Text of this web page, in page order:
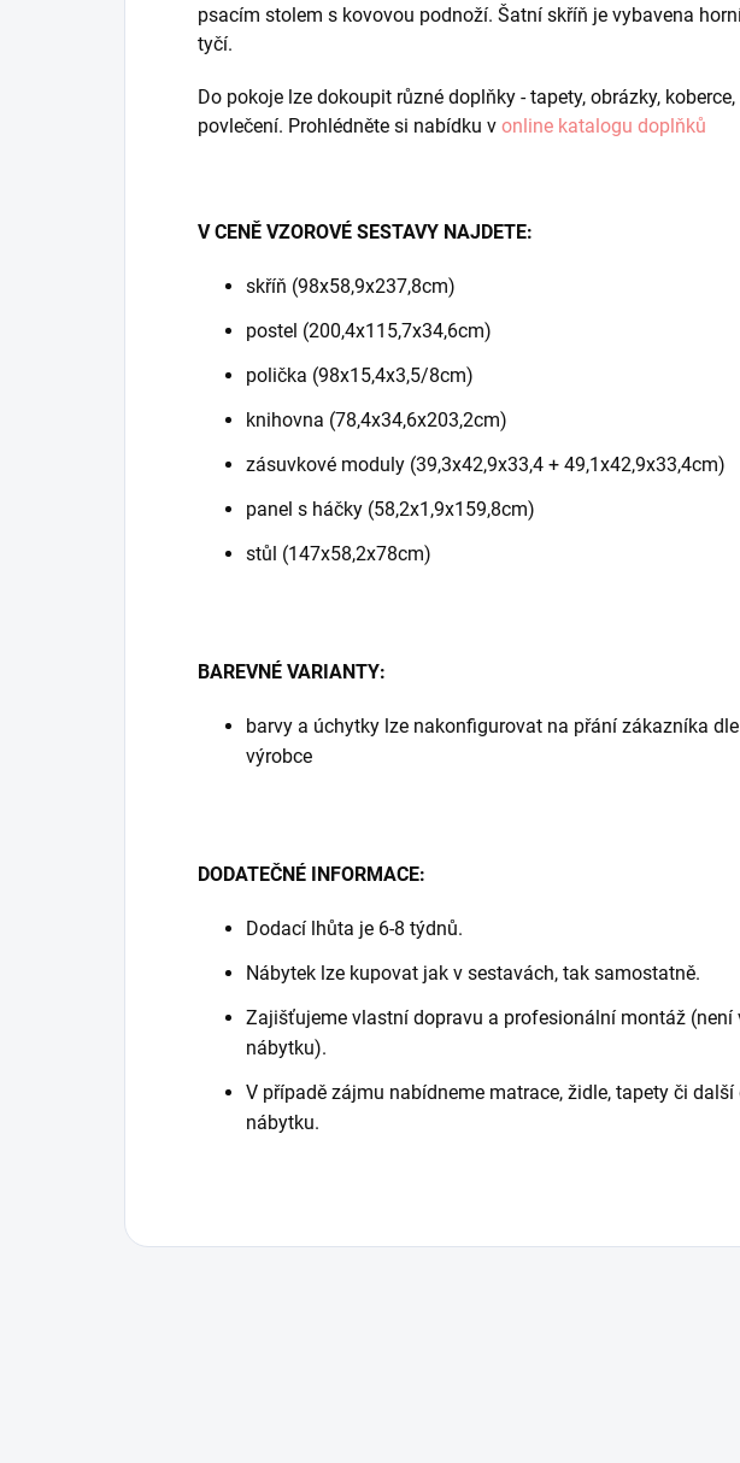
psacím stolem s kovovou podnoží. Šatní skříň je vybavena
tyčí.
Do pokoje lze dokoupit různé doplňky - tapety, obrázky, koberce,
povlečení. Prohlédněte si nabídku v online katalogu doplňků
V CENĚ VZOROVÉ SESTAVY NAJDETE:
skříň (98x58,9x237,8cm)
postel (200,4x115,7x34,6cm)
polička (98x15,4x3,5/8cm)
knihovna (78,4x34,6x203,2cm)
zásuvkové moduly (39,3x42,9x33,4 + 49,1x42,9x33,4cm)
panel s háčky (58,2x1,9x159,8cm)
stůl (147x58,2x78cm)
BAREVNÉ VARIANTY:
barvy a úchytky lze nakonfigurovat na přání zákazníka
výrobce
DODATEČNÉ INFORMACE:
Dodací lhůta je 6-8 týdnů.
Nábytek lze kupovat jak v sestavách, tak samostatně.
Zajišťujeme vlastní dopravu a profesionální montáž (není
nábytku).
V případě zájmu nabídneme matrace, židle, tapety či
nábytku.